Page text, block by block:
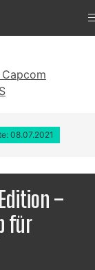
08.07.2021
–
für